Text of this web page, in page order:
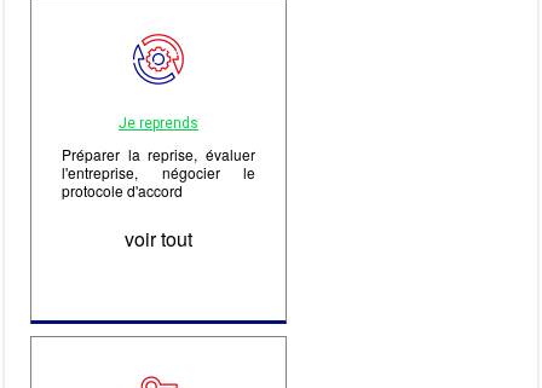
Je reprends
Préparer la reprise, évaluer
l'entreprise, négocier le
protocole d'accord
voir tout